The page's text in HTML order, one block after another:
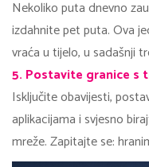
Nekoliko puta dnevno
izdahnite pet puta. Ova
vraća u tijelo, u sadašnji
5. Postavite granice s
Isključite obavijesti,
aplikacijama i svjesno
mreže. Zapitajte se: